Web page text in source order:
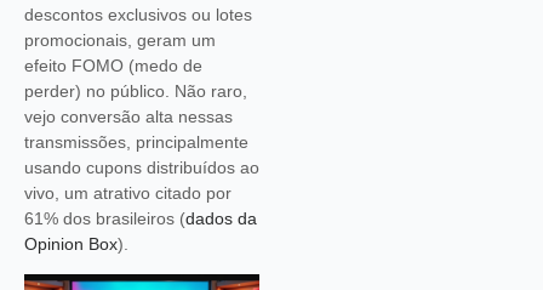
descontos exclusivos ou lotes
promocionais, geram um
efeito FOMO (medo de
perder) no público. Não raro,
vejo conversão alta nessas
transmissões, principalmente
usando cupons distribuídos ao
vivo, um atrativo citado por
61% dos brasileiros (dados da
Opinion Box).